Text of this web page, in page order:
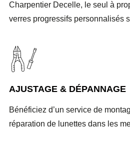
Charpentier Decelle, le seul à
verres progressifs personnalisés
AJUSTAGE & DÉPANNAGE
Bénéficiez d’un service de
réparation de lunettes dans les